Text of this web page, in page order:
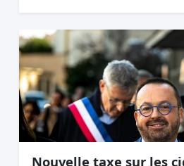
Nouvelle taxe sur les